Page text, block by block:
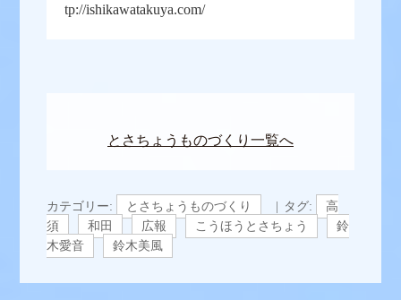
tp://ishikawatakuya.com/
とさちょうものづくり一覧へ
カテゴリー: とさちょうものづくり タグ:
高
須
和田 広報 こうほうとさちょう
鈴
木愛音
鈴木美風